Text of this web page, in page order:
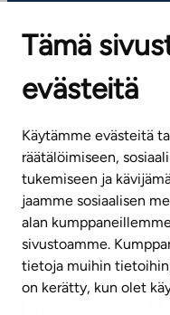
Tämä
evästeitä
Käytämme evästeitä
räätälöimiseen,
tukemiseen ja
jaamme sosiaalisen
alan
sivustoamme.
tietoja muihin
on kerätty, kun olet
KUNDSERVICE
(vardagar kl.
info@ta.fi
Nyhetsbrev (på